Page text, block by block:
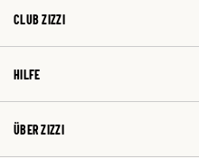
CLUB ZIZZI
HILFE
ÜBER ZIZZI